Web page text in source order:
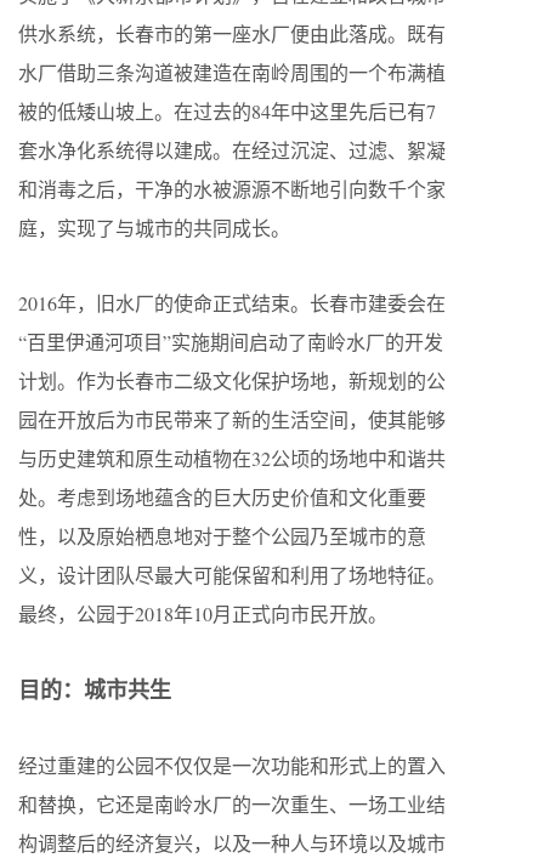
供水系统，长春市的第一座水厂便由此落成。既有
水厂借助三条沟道被建造在南岭周围的一个布满植
被的低矮山坡上。在过去的84年中这里先后已有7
套水净化系统得以建成。在经过沉淀、过滤、絮凝
和消毒之后，干净的水被源源不断地引向数千个家
庭，实现了与城市的共同成长。
2016年，旧水厂的使命正式结束。长春市建委会在
“百里伊通河项目”实施期间启动了南岭水厂的开发
计划。作为长春市二级文化保护场地，新规划的公
园在开放后为市民带来了新的生活空间，使其能够
与历史建筑和原生动植物在32公顷的场地中和谐共
处。考虑到场地蕴含的巨大历史价值和文化重要
性，以及原始栖息地对于整个公园乃至城市的意
义，设计团队尽最大可能保留和利用了场地特征。
最终，公园于2018年10月正式向市民开放。
目的：城市共生
经过重建的公园不仅仅是一次功能和形式上的置入
和替换，它还是南岭水厂的一次重生、一场工业结
构调整后的经济复兴，以及一种人与环境以及城市